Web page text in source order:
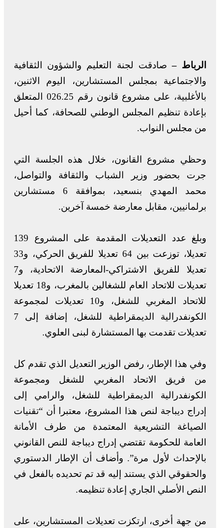
الرباط –صادقت لجنة التعليم والشؤون الثقافية
والاجتماعية بمجلس المستشارين، اليوم الاثنين،
بالأغلبية، على مشروع قانون رقم 026.25 المتعلق
بإعادة تنظيم المجلس الوطني للصحافة، كما أحيل
من مجلس النواب.
وحظي مشروع القانون، خلال هذه الجلسة التي
جرت بحضور وزير الشباب والثقافة والتواصل،
محمد المهدي بنسعيد، بموافقة 6 مستشارين
برلمانيين، مقابل معارضة خمسة آخرين.
وبلغ عدد التعديلات المقدمة على المشروع 139
تعديلا، توزعت بين 64 تعديلا للفريق الحركي، و33
تعديلا للفريق الاشتراكي-المعارضة الاتحادية، و7
تعديلات للاتحاد العام للشغالين بالمغرب، و18 تعديلا
للاتحاد المغربي للشغل، و10 تعديلات لمجموعة
الكونفدرالية الديمقراطية للشغل، إضافة إلى 7
تعديلات تقدمت بها المستشارة لبنى العلوي.
وفي هذا الإطار، رفض الوزير التعديل الذي تقدم كل
من فريق الاتحاد المغربي للشغل ومجموعة
الكونفدرالية الديمقراطية للشغل، والرامي إلى
إدراج ديباجة لنص هذا المشروع، معتبرا أن “تقنيات
الصياغة التشريعية المعتمدة من طرف الأمانة
العامة للحكومة تقتضي إدراج ديباجة للنص القانوني
بالإحداث لأول مرة”. وأضاف أن الإطار الدستوري
والحقوقي الذي يستند إليه قد تم تحديده بالفعل في
النص الأصلي الجاري إعادة تنظيمه.
من جهة أخرى، ارتكزت تعديلات المستشارين، على